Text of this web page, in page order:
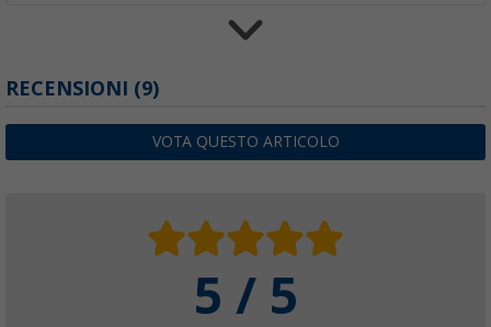
13,99€PVP 29,99€
RECENSIONI (9)
VOTA QUESTO ARTICOLO
5 / 5